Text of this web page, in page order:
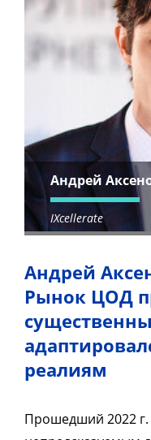
Андрей
IXcellerate
Андрей
Рынок ЦОД
реалиям
Прошедший 2022 г.